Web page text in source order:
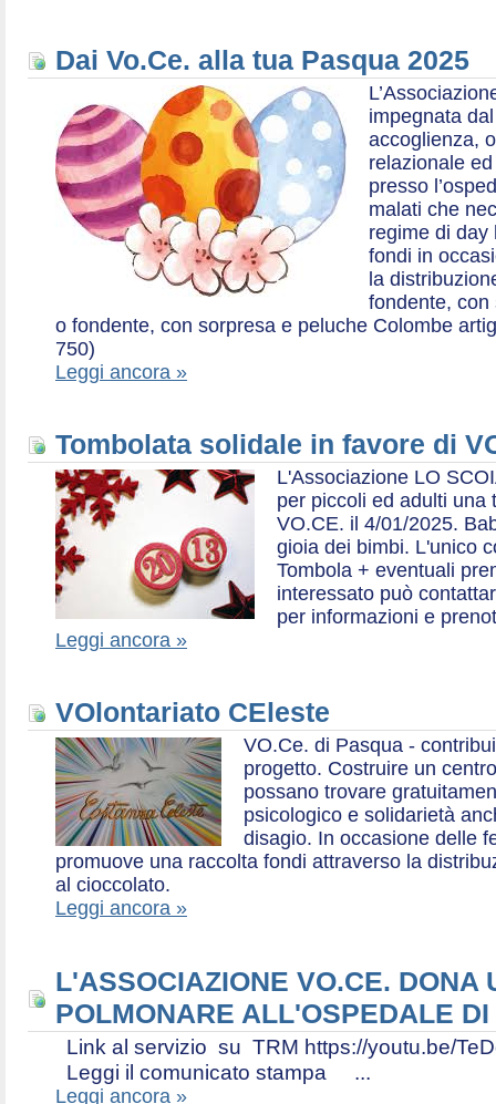
Dai Vo.Ce. alla tua Pasqua 2025
impegnata
accoglienza,
relazionale
presso
malati che
regime di day
fondi in
la
fondente, con
o fondente, con sorpresa e peluche Colombe
750)
Leggi ancora »
Tombolata solidale in favore di
L'Associazione LO
per piccoli ed adulti una
VO.CE. il 4/01/2025.
gioia dei bimbi. L'unico
Tombola + eventuali
interessato può
per informazioni e
Leggi ancora »
VOlontariato CEleste
VO.Ce. di Pasqua -
progetto. Costruire un
possano trovare
psicologico e solidarietà
disagio. In occasione delle
promuove una raccolta fondi attraverso la
al cioccolato.
Leggi ancora »
L'ASSOCIAZIONE VO.CE. DONA
POLMONARE ALL'OSPEDALE
Link al servizio su TRM https://youtu.be/
Leggi il comunicato stampa ...
Leggi ancora »